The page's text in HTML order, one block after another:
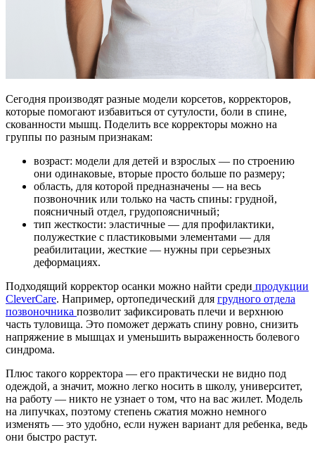
Сегодня производят разные модели корсетов, корректоров,
которые помогают избавиться от сутулости, боли в спине,
скованности мышц. Поделить все корректоры можно на
группы по разным признакам:
возраст: модели для детей и взрослых — по строению
они одинаковые, вторые просто больше по размеру;
область, для которой предназначены — на весь
позвоночник или только на часть спины: грудной,
поясничный отдел, грудопоясничный;
тип жесткости: эластичные — для профилактики,
полужесткие с пластиковыми элементами — для
реабилитации, жесткие — нужны при серьезных
деформациях.
Подходящий корректор осанки можно найти среди продукции
CleverCare. Например, ортопедический для грудного отдела
позвоночника позволит зафиксировать плечи и верхнюю
часть туловища. Это поможет держать спину ровно, снизить
напряжение в мышцах и уменьшить выраженность болевого
синдрома.
Плюс такого корректора — его практически не видно под
одеждой, а значит, можно легко носить в школу, университет,
на работу — никто не узнает о том, что на вас жилет. Модель
на липучках, поэтому степень сжатия можно немного
изменять — это удобно, если нужен вариант для ребенка, ведь
они быстро растут.